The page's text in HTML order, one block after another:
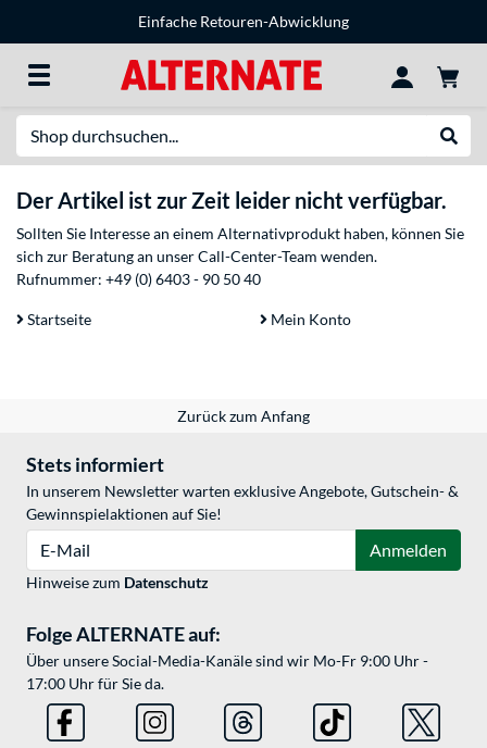
Einfache Retouren-Abwicklung
Der Artikel ist zur Zeit leider nicht verfügbar.
Sollten Sie Interesse an einem Alternativprodukt haben, können Sie
sich zur Beratung an unser Call-Center-Team wenden.
Rufnummer: +49 (0) 6403 - 90 50 40
Startseite Mein Konto
Zurück zum Anfang
Stets informiert
In unserem Newsletter warten exklusive Angebote, Gutschein- &
Gewinnspielaktionen auf Sie!
Anmelden
Hinweise zum Datenschutz
Folge ALTERNATE auf:
Über unsere Social-Media-Kanäle sind wir Mo-Fr 9:00 Uhr -
17:00 Uhr für Sie da.